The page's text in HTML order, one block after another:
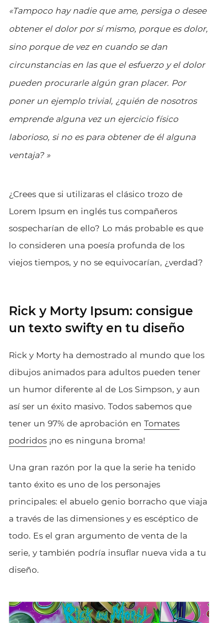
«Tampoco hay nadie que ame, persiga o desee
obtener el dolor por sí mismo, porque es dolor,
sino porque de vez en cuando se dan
circunstancias en las que el esfuerzo y el dolor
pueden procurarle algún gran placer. Por
poner un ejemplo trivial, ¿quién de nosotros
emprende alguna vez un ejercicio físico
laborioso, si no es para obtener de él alguna
ventaja? »
¿Crees que si utilizaras el clásico trozo de
Lorem Ipsum en inglés tus compañeros
sospecharían de ello? Lo más probable es que
lo consideren una poesía profunda de los
viejos tiempos, y no se equivocarían, ¿verdad?
Rick y Morty Ipsum: consigue
un texto swifty en tu diseño
Rick y Morty ha demostrado al mundo que los
dibujos animados para adultos pueden tener
un humor diferente al de Los Simpson, y aun
así ser un éxito masivo. Todos sabemos que
tener un 97% de aprobación en Tomates
podridos¡no es ninguna broma!
Una gran razón por la que la serie ha tenido
tanto éxito es uno de los personajes
principales: el abuelo genio borracho que viaja
a través de las dimensiones y es escéptico de
todo. Es el gran argumento de venta de la
serie, y también podría insuflar nueva vida a tu
diseño.